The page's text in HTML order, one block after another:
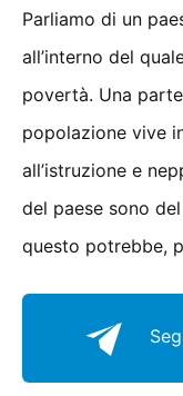
Parliamo di un
all’interno del
povertà. Una
popolazione vive
all’istruzione e
del paese sono
questo potrebbe,